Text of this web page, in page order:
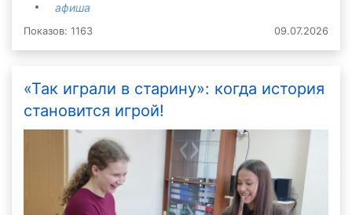
афиша
Показов: 1163 09.07.2026
«Так играли в старину»: когда история
становится игрой!